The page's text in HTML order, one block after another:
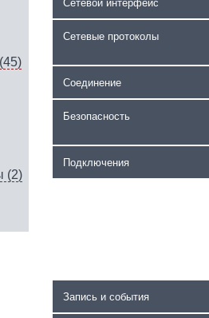
(2)
Сетевой интерфейс
Сетевые протоколы
Соединение
Безопасность
Подключения
Запись и события